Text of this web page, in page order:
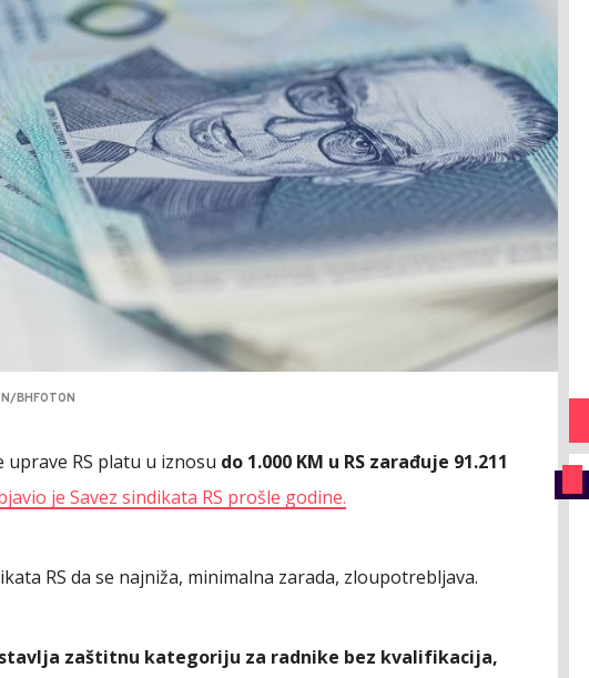
BHFOTON
uprave RS platu u iznosu do 1.000 KM u RS zarađuje 91.211
je Savez sindikata RS prošle godine.
RS da se najniža, minimalna zarada, zloupotrebljava.
zaštitnu kategoriju za radnike bez kvalifikacija,